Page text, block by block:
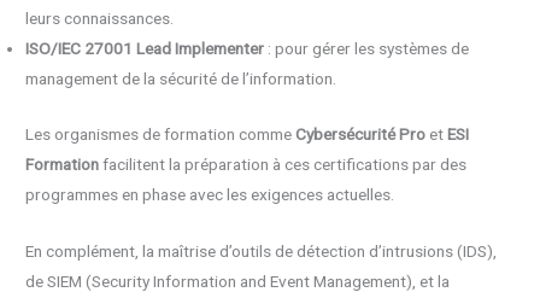
leurs connaissances.
ISO/IEC 27001 Lead Implementer : pour gérer les systèmes de
management de la sécurité de l’information.
Les organismes de formation commeCybersécurité Pro etESI
Formationfacilitent la préparation à ces certifications par des
programmes en phase avec les exigences actuelles.
En complément, la maîtrise d’outils de détection d’intrusions (IDS),
de SIEM (Security Information and Event Management), et la